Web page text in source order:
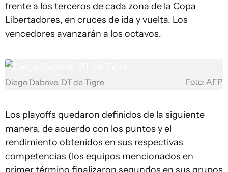
frente a los terceros de cada zona de la Copa
Libertadores, en cruces de ida y vuelta. Los
vencedores avanzarán a los octavos.
Diego Dabove, DT de Tigre Foto: AFP
Los playoffs quedaron definidos de la siguiente
manera, de acuerdo con los puntos y el
rendimiento obtenidos en sus respectivas
competencias (los equipos mencionados en